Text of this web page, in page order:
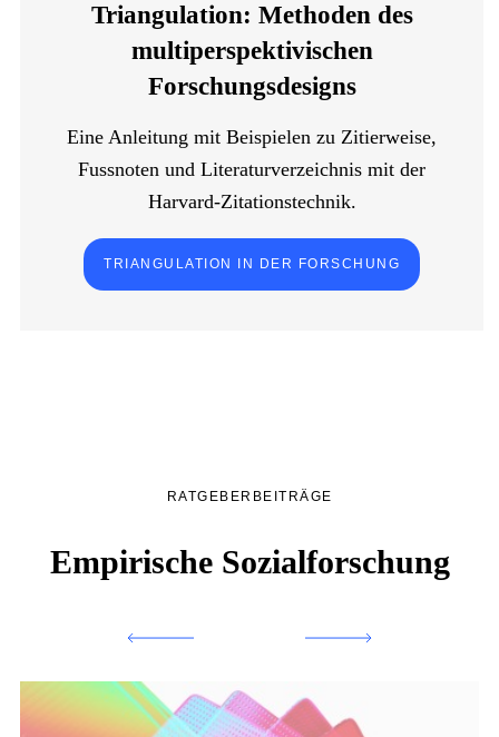
Triangulation: Methoden des
multiperspektivischen
Forschungsdesigns
Eine Anleitung mit Beispielen zu Zitierweise,
Fussnoten und Literaturverzeichnis mit der
Harvard-Zitationstechnik.
TRIANGULATION IN DER FORSCHUNG
RATGEBERBEITRÄGE
Empirische Sozialforschung